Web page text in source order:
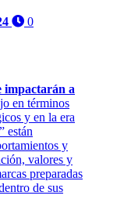
0
impactarán a
en términos
y en la era
están
y
valores y
preparadas
de sus